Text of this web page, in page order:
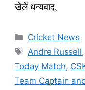
खेलें धन्यवाद,
Categories
Cricket News
Tags
Andre Russell,
Today Match,
Team Captain